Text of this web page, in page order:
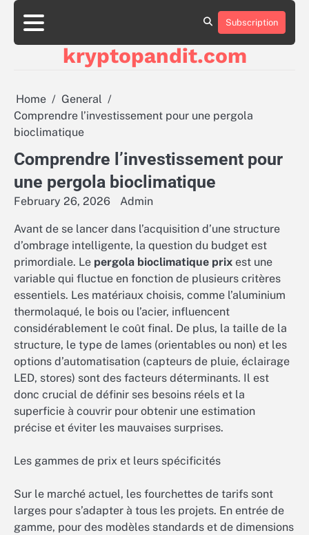
Skip
content
Subscription
kryptopandit.com
Home
General
Comprendre l’investissement pour une pergola
bioclimatique
Comprendre l’investissement pour
une pergola bioclimatique
February 26, 2026 Admin
Avant de se lancer dans l’acquisition d’une structure
d’ombrage intelligente, la question du budget est
primordiale. Le pergola bioclimatique prix est une
variable qui fluctue en fonction de plusieurs critères
essentiels. Les matériaux choisis, comme l’aluminium
thermolaqué, le bois ou l’acier, influencent
considérablement le coût final. De plus, la taille de la
structure, le type de lames (orientables ou non) et les
options d’automatisation (capteurs de pluie, éclairage
LED, stores) sont des facteurs déterminants. Il est
donc crucial de définir ses besoins réels et la
superficie à couvrir pour obtenir une estimation
précise et éviter les mauvaises surprises.
Les gammes de prix et leurs spécificités
Sur le marché actuel, les fourchettes de tarifs sont
larges pour s’adapter à tous les projets. En entrée de
gamme, pour des modèles standards et de dimensions